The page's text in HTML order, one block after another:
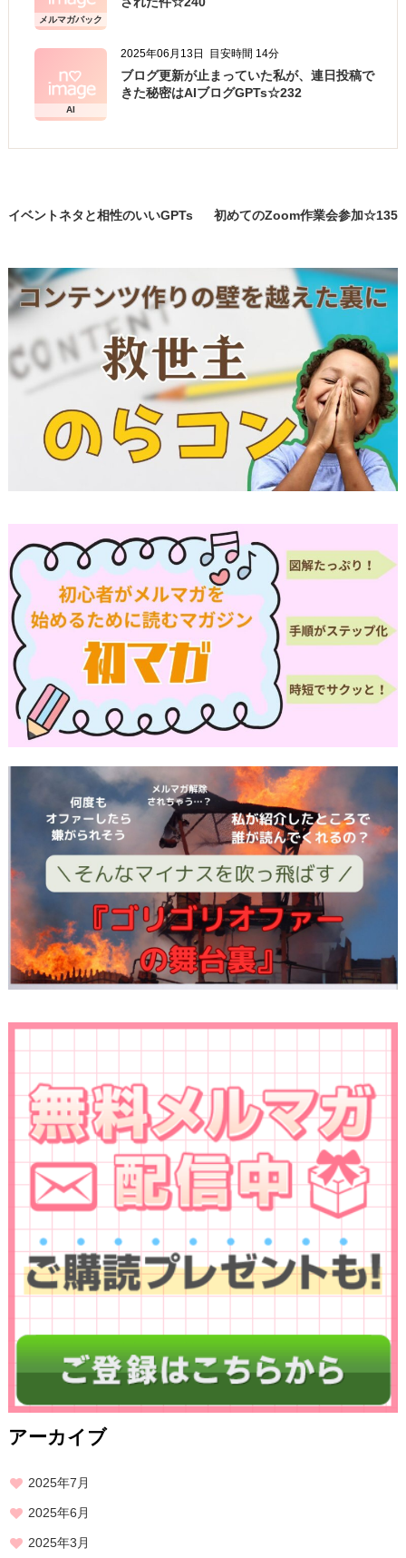
せ、確認、および
サービス向上のための意見収集
・各種のお問い合わせ対応
個人情報の第三者提供
当方は、法令に基づく場合等正当な理由によらな
るために、個人情報保護管理責任者を設置し、
十分な安全保護に努め、 また、個人情報を正確
に、また最新なものに保つよう、 お預かりした
個人情報の適切な管理を行います。
情報内容の照会、修正または削除
当方は、お客様が当社にご提供いただいた個人情
報の照会、修正または削除を希望される場合は、
ご本人であることを確認させていただいたうえ
で、合理的な範囲ですみやかに 対応させていた
プライバシーに関する意見・苦情・異議申し立て
について
お客様が、当ウェブサイトで掲示した本方針を守
っていないと思われる場合には、お問い合わせを
通じて当方にまずご連絡ください。
内容確認後、折り返しメールでの連絡をした後、
適切な処理ができるよう努めます。
メルマガバック
ナンバー
AI
2025年06月13日 目安時間 14分
ブログ更新が止まっていた私が、連日投稿で
きた秘密はAIブログGPTs☆232
イベントネタと相性のいいGPTs
初めてのZoom作業会参加☆135
アーカイブ
2025年7月
2025年6月
2025年3月